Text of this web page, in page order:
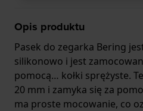
Opis produktu
Pasek do zegarka Bering
silikonowo i jest
pomocą… kołki sprężyste.
20 mm i zamyka się za
ma proste mocowanie, co